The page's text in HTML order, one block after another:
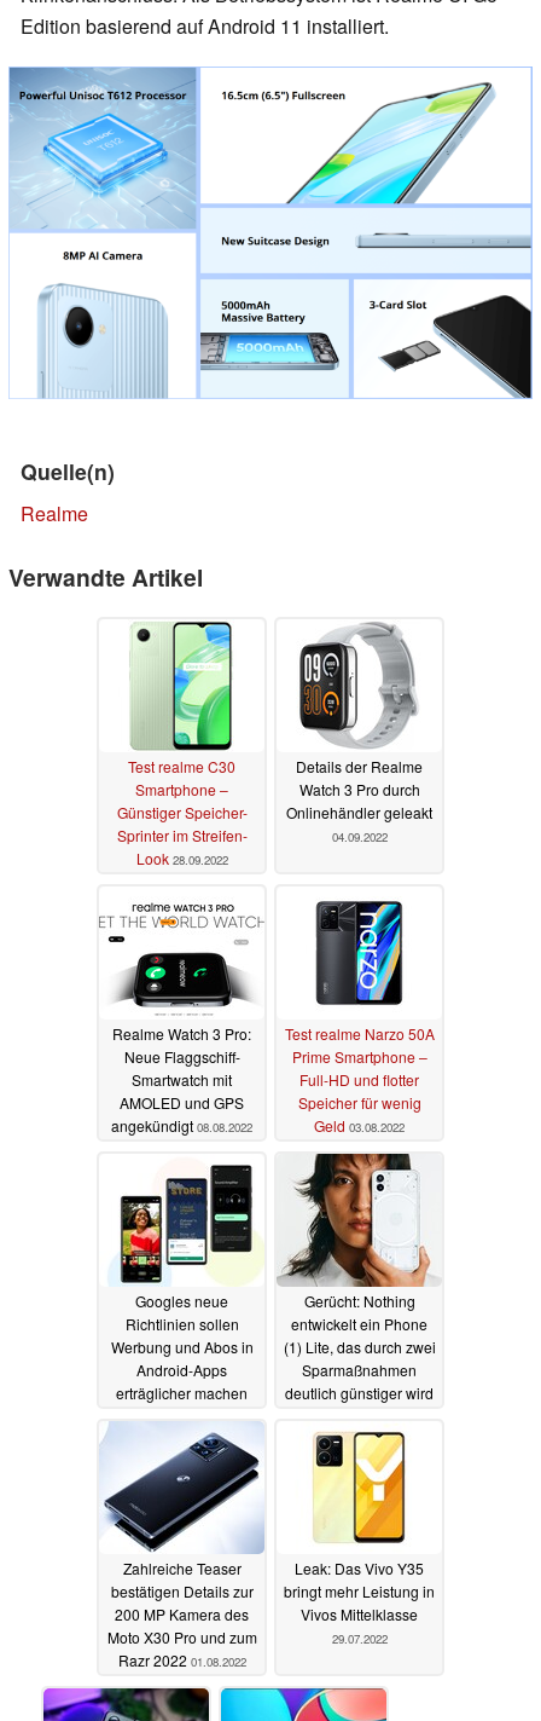
Edition basierend auf Android 11 installiert.
Quelle(n)
Realme
Verwandte Artikel
Test realme C30
Smartphone –
Günstiger Speicher-
Sprinter im Streifen-
Look 28.09.2022
Details der Realme
Watch 3 Pro durch
Onlinehändler geleakt
04.09.2022
Realme Watch 3 Pro:
Neue Flaggschiff-
Smartwatch mit
AMOLED und GPS
angekündigt 08.08.2022
Test realme Narzo 50A
Prime Smartphone –
Full-HD und flotter
Speicher für wenig
Geld 03.08.2022
Googles neue
Richtlinien sollen
Werbung und Abos in
Android-Apps
erträglicher machen
01.08.2022
Gerücht: Nothing
entwickelt ein Phone
(1) Lite, das durch zwei
Sparmaßnahmen
deutlich günstiger wird
Zahlreiche Teaser
bestätigen Details zur
200 MP Kamera des
Moto X30 Pro und zum
Razr 2022 01.08.2022
Leak: Das Vivo Y35
bringt mehr Leistung in
Vivos Mittelklasse
29.07.2022